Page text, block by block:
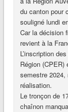
du canton pour
souligné lundi
Car la décision
revient à la
L’inscription
Région (CPER)
semestre 2024,
réalisation.
Le tronçon de
chaînon